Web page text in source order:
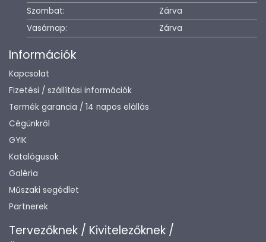
Szombat:
Zárva
Vasárnap:
Zárva
Információk
Kapcsolat
Fizetési / szállítási információk
Termék garancia / 14 napos elállás
Cégünkről
GYIK
Katalógusok
Galéria
Műszaki segédlet
Partnerek
Tervezőknek / Kivitelezőknek /